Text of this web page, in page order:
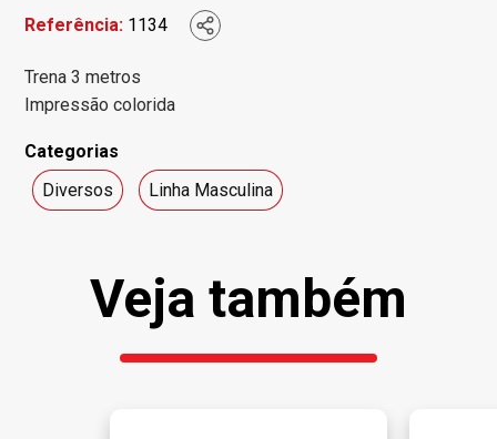
Referência: 1134
Trena 3 metros
Impressão colorida
Categorias
Diversos
Linha Masculina
Veja também